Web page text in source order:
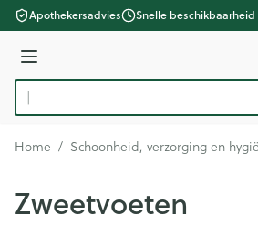
Ga naar de inhoud
Apothekersadvies Snelle beschikbaarheid
Menu
Product, merk, categorie...
Home / Schoonheid, verzorging en
Zweetvoeten